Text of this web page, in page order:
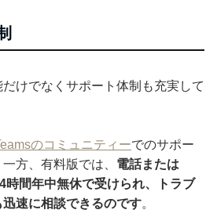
けでなくサポート体制も充実して
のコミュニティーでのサポー
方、有料版では、 電話または
時間年中無休で受けられ、トラブ
速に相談できるのです。